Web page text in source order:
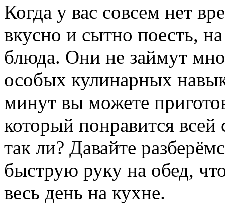
Когда у вас совсем нет
вкусно и сытно поесть,
блюда. Они не займут
особых кулинарных
минут вы можете
который понравится
так ли? Давайте
быструю руку на обед,
весь день на кухне.